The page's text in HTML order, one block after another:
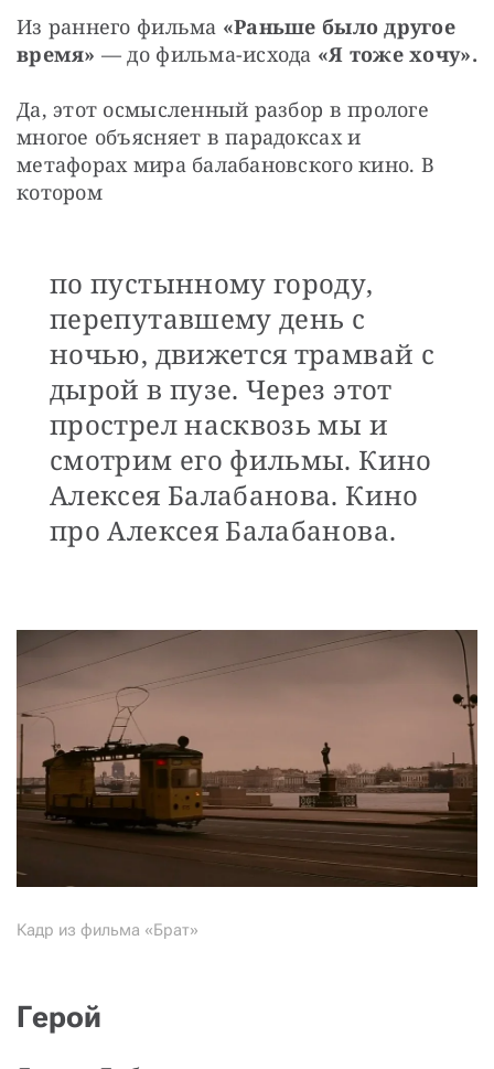
Из раннего фильма «Раньше было другое
время» — до фильма-исхода «Я тоже хочу».
Да, этот осмысленный разбор в прологе
многое объясняет в парадоксах и
метафорах мира балабановского кино. В
котором
по пустынному городу,
перепутавшему день с
ночью, движется трамвай с
дырой в пузе. Через этот
прострел насквозь мы и
смотрим его фильмы. Кино
Алексея Балабанова. Кино
про Алексея Балабанова.
Кадр из фильма «Брат»
Герой